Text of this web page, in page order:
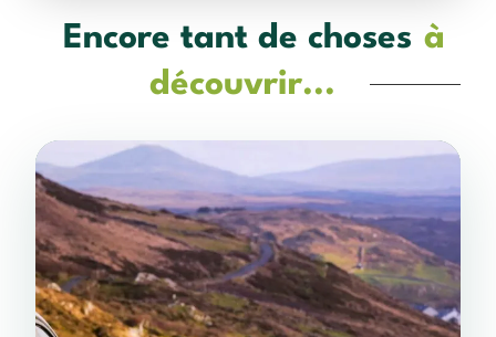
Encore tant de choses à
découvrir...